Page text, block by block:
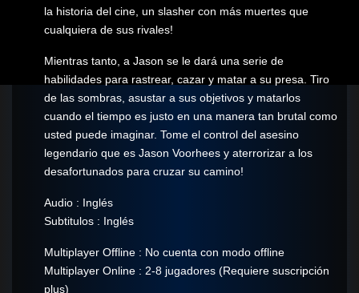
la historia del cine, un slasher con más muertes que
cualquiera de sus rivales!
Mientras tanto, a Jason se le dará una serie de
habilidades para rastrear, cazar y matar a su presa. Tiro
de las sombras, asustar a sus objetivos y matarlos
cuando el tiempo es justo en una manera tan brutal como
usted puede imaginar. Tome el control del asesino
legendario que es Jason Voorhees y aterrorizar a los
desafortunados para cruzar su camino!
Audio : Inglés
Subtitulos : Inglés
Multiplayer Offline : No cuenta con modo offline
Multiplayer Online : 2-8 jugadores (Requiere suscripción
plus)